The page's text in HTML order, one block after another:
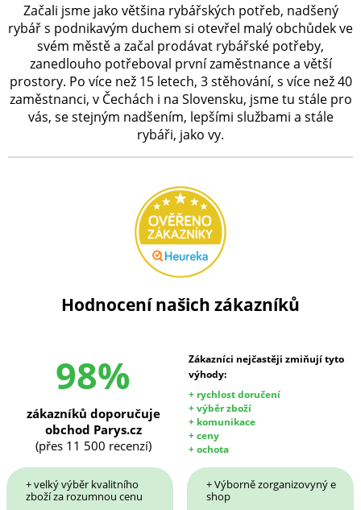
Začali jsme jako většina rybářských potřeb, nadšený
rybář s podnikavým duchem si otevřel malý obchůdek ve
svém městě a začal prodávat rybářské potřeby,
zanedlouho potřeboval první zaměstnance a větší
prostory. Po více než 15 letech, 3 stěhování, s více než 40
zaměstnanci, v Čechách i na Slovensku, jsme tu stále pro
vás, se stejným nadšením, lepšími službami a stále
rybáři, jako vy.
Hodnocení našich zákazníků
98%
Zákazníci nejčastěji zmiňují tyto
výhody:
+ rychlost doručení
+ výběr zboží
+ komunikace
+ ceny
+ ochota
zákazníků doporučuje
obchod Parys.cz
(přes 11 500 recenzí)
+ velký výběr kvalitního
zboží za rozumnou cenu
+ Výborně zorganizovyný e
shop